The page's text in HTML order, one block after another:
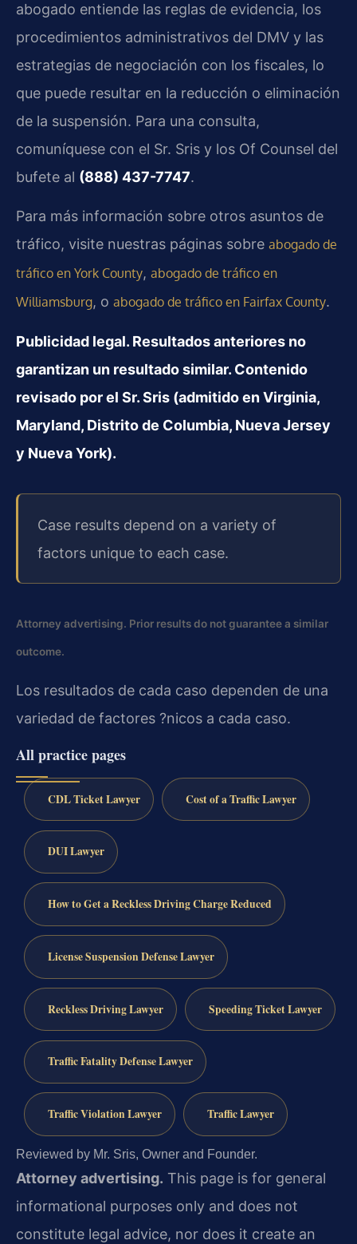
abogado entiende las reglas de evidencia, los
procedimientos administrativos del DMV y las
estrategias de negociación con los fiscales, lo
que puede resultar en la reducción o eliminación
de la suspensión. Para una consulta,
comuníquese con el Sr. Sris y los Of Counsel del
bufete al (888) 437-7747.
Para más información sobre otros asuntos de
tráfico, visite nuestras páginas sobre abogado de
tráfico en York County, abogado de tráfico en
Williamsburg, o abogado de tráfico en Fairfax County.
Publicidad legal. Resultados anteriores no
garantizan un resultado similar. Contenido
revisado por el Sr. Sris (admitido en Virginia,
Maryland, Distrito de Columbia, Nueva Jersey
y Nueva York).
Case results depend on a variety of
factors unique to each case.
Attorney advertising. Prior results do not guarantee a similar
outcome.
Los resultados de cada caso dependen de una
variedad de factores ?nicos a cada caso.
All practice pages
CDL Ticket Lawyer Cost of a Traffic Lawyer
DUI Lawyer
How to Get a Reckless Driving Charge Reduced
License Suspension Defense Lawyer
Reckless Driving Lawyer Speeding Ticket Lawyer
Traffic Fatality Defense Lawyer
Traffic Violation Lawyer Traffic Lawyer
Reviewed by Mr. Sris, Owner and Founder.
Attorney advertising. This page is for general
informational purposes only and does not
constitute legal advice, nor does it create an